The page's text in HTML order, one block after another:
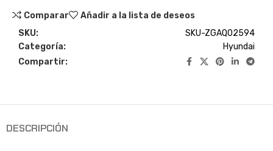
Comparar
Añadir a la lista de deseos
SKU:
SKU-ZGAQ02594
Categoría:
Hyundai
Compartir:
DESCRIPCIÓN